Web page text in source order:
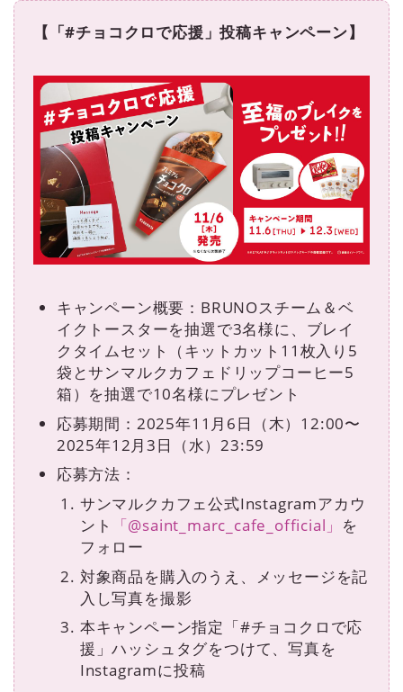
【「#チョコクロで応援」投稿キャンペーン】
キャンペーン概要：BRUNOスチーム＆ベ
イクトースターを抽選で3名様に、ブレイ
クタイムセット（キットカット11枚⼊り5
袋とサンマルクカフェドリップコーヒー5
箱）を抽選で10名様にプレゼント
応募期間：2025年11⽉6⽇（⽊）12:00〜
2025年12⽉3⽇（⽔）23:59
応募⽅法：
サンマルクカフェ公式Instagramアカウ
ント
「@saint_marc_cafe_official」 を
フォロー
対象商品を購⼊のうえ、メッセージを記
⼊し写真を撮影
本キャンペーン指定「#チョコクロで応
援」ハッシュタグをつけて、写真を
Instagramに投稿